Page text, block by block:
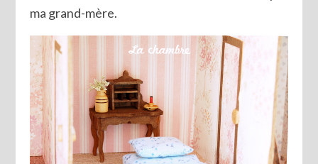
ma grand-mère.